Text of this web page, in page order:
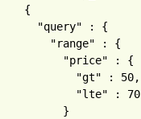
{
"query"
: {
"range"
: {
"price"
: {
"gt"
: 50,
"lte"
: 70
}